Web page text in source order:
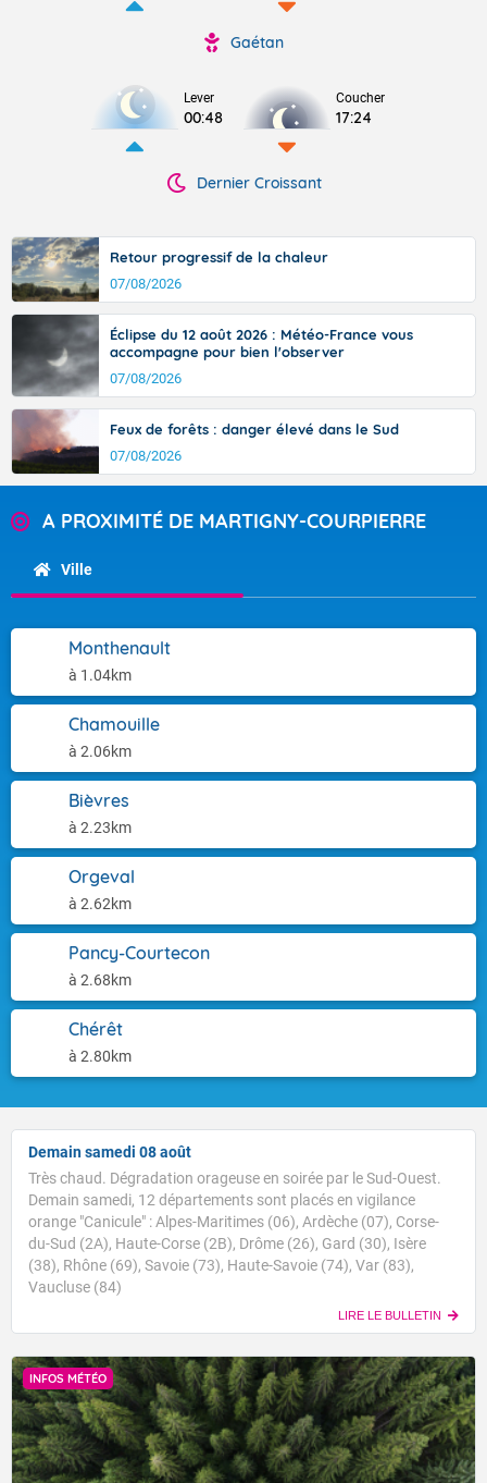
Gaétan
Lever
00:48
Coucher
17:24
Dernier Croissant
Retour progressif de la chaleur
07/08/2026
Éclipse du 12 août 2026 : Météo-France vous
accompagne pour bien l'observer
07/08/2026
Feux de forêts : danger élevé dans le Sud
07/08/2026
A PROXIMITÉ DE MARTIGNY-COURPIERRE
Ville
Monthenault
à 1.04km
Chamouille
à 2.06km
Bièvres
à 2.23km
Orgeval
à 2.62km
Pancy-Courtecon
à 2.68km
Chérêt
à 2.80km
Demain samedi 08 août
Très chaud. Dégradation orageuse en soirée par le Sud-Ouest.
Demain samedi, 12 départements sont placés en vigilance
orange "Canicule" : Alpes-Maritimes (06), Ardèche (07), Corse-
du-Sud (2A), Haute-Corse (2B), Drôme (26), Gard (30), Isère
(38), Rhône (69), Savoie (73), Haute-Savoie (74), Var (83),
Vaucluse (84)
LIRE LE BULLETIN
INFOS MÉTÉO